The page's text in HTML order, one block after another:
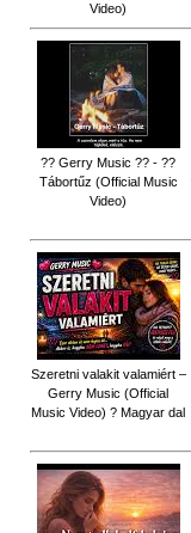
Video)
?? Gerry Music ?? - ??
Tábortűz (Official Music
Video)
Szeretni valakit valamiért –
Gerry Music (Official
Music Video) ? Magyar dal